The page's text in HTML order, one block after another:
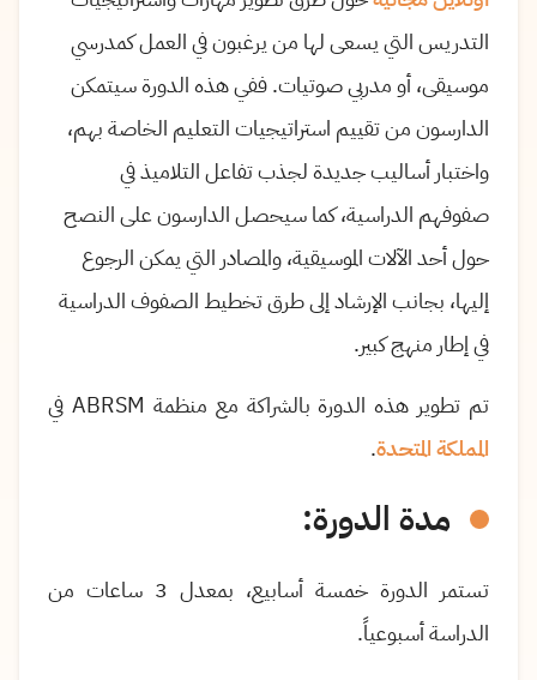
التدريس التي يسعى لها من يرغبون في العمل كمدرسي
موسيقى، أو مدربي صوتيات. ففي هذه الدورة سيتمكن
الدارسون من تقييم استراتيجيات التعليم الخاصة بهم،
واختبار أساليب جديدة لجذب تفاعل التلاميذ في
صفوفهم الدراسية، كما سيحصل الدارسون على النصح
حول أحد الآلات الموسيقية، والمصادر التي يمكن الرجوع
إليها، بجانب الإرشاد إلى طرق تخطيط الصفوف الدراسية
في إطار منهج كبير.
تم تطوير هذه الدورة بالشراكة مع منظمة ABRSM في
المملكة المتحدة.
مدة الدورة:
تستمر الدورة خمسة أسابيع، بمعدل 3 ساعات من
الدراسة أسبوعياً.